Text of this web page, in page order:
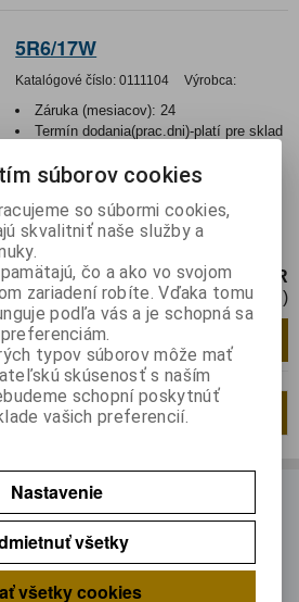
5R6/17W
Katalógové číslo: 0111104 Výrobca:
Záruka (mesiacov): 24
Termín dodania(prac.dni)-platí pre sklad
Hmotnosť:0,016 kg
Resistor wirewound axial aluminium clad
17W
0,98 EUR
0,80 EUR (Cena bez DPH)
ks Pridať do košíka
Registrovať
súborov cookies
so súbormi cookies,
skvalitniť naše služby a
čo a ako vo svojom
zariadení robíte. Vďaka tomu
podľa vás a je schopná sa
typov súborov môže mať
skúsenosť s naším
schopní poskytnúť
vašich preferencií.
Nastavenie
všetky
všetky cookies